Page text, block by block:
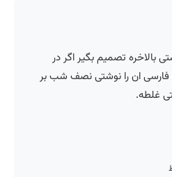
تصمیم بگیر اگر در
ان را نوشتی نصف شب بر
غلطه.